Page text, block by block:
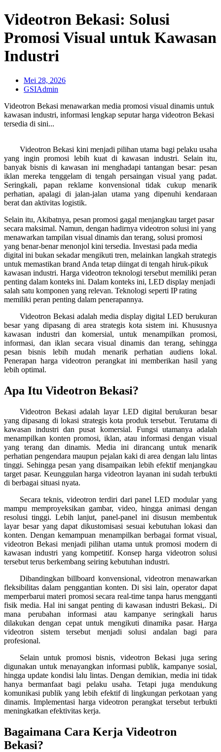
Videotron Bekasi: Solusi
Promosi Visual untuk Kawasan
Industri
Mei 28, 2026
GSIAdmin
Videotron Bekasi menawarkan media promosi visual dinamis untuk
kawasan industri, informasi lengkap seputar harga videotron Bekasi
tersedia di sini...
Videotron Bekasi kini menjadi pilihan utama bagi pelaku usaha
yang ingin promosi lebih kuat di kawasan industri. Selain itu,
banyak bisnis di kawasan ini menghadapi tantangan besar: pesan
iklan mereka tenggelam di tengah persaingan visual yang padat.
Seringkali, papan reklame konvensional tidak cukup menarik
perhatian, apalagi di jalan-jalan utama yang dipenuhi kendaraan
berat dan aktivitas logistik.
Selain itu, Akibatnya, pesan promosi gagal menjangkau target pasar
secara maksimal. Namun, dengan hadirnya videotron solusi ini yang
menawarkan tampilan visual dinamis dan terang, solusi promosi
yang benar-benar menonjol kini tersedia. Investasi pada media
digital ini bukan sekadar mengikuti tren, melainkan langkah strategis
untuk memastikan brand Anda tetap diingat di tengah hiruk-pikuk
kawasan industri. Harga videotron teknologi tersebut memiliki peran
penting dalam konteks ini. Dalam konteks ini, LED display menjadi
salah satu komponen yang relevan. Teknologi seperti IP rating
memiliki peran penting dalam penerapannya.
Videotron Bekasi adalah media display digital LED berukuran
besar yang dipasang di area strategis kota sistem ini. Khususnya
kawasan industri dan komersial, untuk menampilkan promosi,
informasi, dan iklan secara visual dinamis dan terang, sehingga
pesan bisnis lebih mudah menarik perhatian audiens lokal.
Penerapan harga videotron perangkat ini memberikan hasil yang
lebih optimal.
Apa Itu Videotron Bekasi?
Videotron Bekasi adalah layar LED digital berukuran besar
yang dipasang di lokasi strategis kota produk tersebut. Terutama di
kawasan industri dan pusat komersial. Fungsi utamanya adalah
menampilkan konten promosi, iklan, atau informasi dengan visual
yang terang dan dinamis. Media ini dirancang untuk menarik
perhatian pengendara maupun pejalan kaki di area dengan lalu lintas
tinggi. Sehingga pesan yang disampaikan lebih efektif menjangkau
target pasar. Keunggulan harga videotron layanan ini sudah terbukti
di berbagai situasi nyata.
Secara teknis, videotron terdiri dari panel LED modular yang
mampu memproyeksikan gambar, video, hingga animasi dengan
resolusi tinggi. Lebih lanjut, panel-panel ini disusun membentuk
layar besar yang dapat dikustomisasi sesuai kebutuhan lokasi dan
konten. Dengan kemampuan menampilkan berbagai format visual,
videotron Bekasi menjadi pilihan utama untuk promosi modern di
kawasan industri yang kompetitif. Konsep harga videotron solusi
tersebut terus berkembang seiring kebutuhan industri.
Dibandingkan billboard konvensional, videotron menawarkan
fleksibilitas dalam penggantian konten. Di sisi lain, operator dapat
memperbarui materi promosi secara real-time tanpa harus mengganti
fisik media. Hal ini sangat penting di kawasan industri Bekasi,. Di
mana perubahan informasi atau kampanye seringkali harus
dilakukan dengan cepat untuk mengikuti dinamika pasar. Harga
videotron sistem tersebut menjadi solusi andalan bagi para
profesional.
Selain untuk promosi bisnis, videotron Bekasi juga sering
digunakan untuk menayangkan informasi publik, kampanye sosial,
hingga update kondisi lalu lintas. Dengan demikian, media ini tidak
hanya bermanfaat bagi pelaku usaha. Tetapi juga mendukung
komunikasi publik yang lebih efektif di lingkungan perkotaan yang
dinamis. Implementasi harga videotron perangkat tersebut terbukti
meningkatkan efektivitas kerja.
Bagaimana Cara Kerja Videotron
Bekasi?